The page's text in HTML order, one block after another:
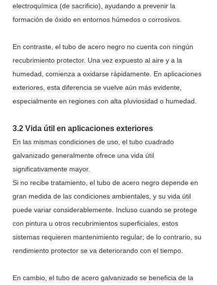
electroquímica (de sacrificio), ayudando a prevenir la
formación de óxido en entornos húmedos o corrosivos.
En contraste, el tubo de acero negro no cuenta con ningún
recubrimiento protector. Una vez expuesto al aire y a la
humedad, comienza a oxidarse rápidamente. En aplicaciones
exteriores, esta diferencia se vuelve aún más evidente,
especialmente en regiones con alta pluviosidad o humedad.
3.2 Vida útil en aplicaciones exteriores
En las mismas condiciones de uso, el tubo cuadrado
galvanizado generalmente ofrece una vida útil
significativamente mayor.
Si no recibe tratamiento, el tubo de acero negro depende en
gran medida de las condiciones ambientales, y su vida útil
puede variar considerablemente. Incluso cuando se protege
con pintura u otros recubrimientos superficiales, estos
sistemas requieren mantenimiento regular; de lo contrario, su
rendimiento protector se va deteriorando con el tiempo.
En cambio, el tubo de acero galvanizado se beneficia de la